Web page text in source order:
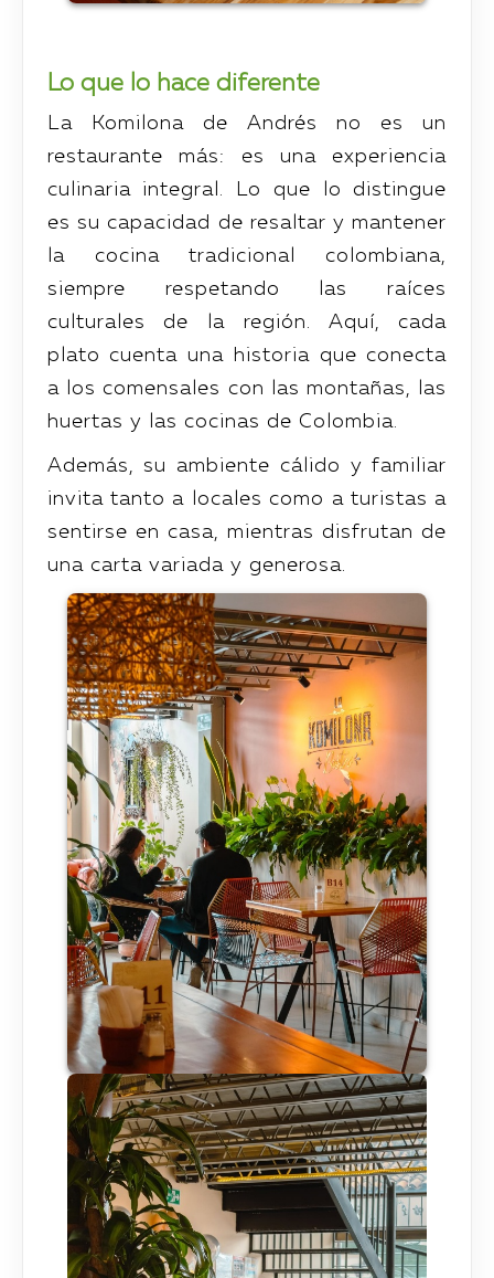
Lo que lo hace diferente
La Komilona de Andrés no es un
restaurante más: es una experiencia
culinaria integral. Lo que lo distingue
es su capacidad de resaltar y mantener
la cocina tradicional colombiana,
siempre respetando las raíces
culturales de la región. Aquí, cada
plato cuenta una historia que conecta
a los comensales con las montañas, las
huertas y las cocinas de Colombia.
Además, su ambiente cálido y familiar
invita tanto a locales como a turistas a
sentirse en casa, mientras disfrutan de
una carta variada y generosa.